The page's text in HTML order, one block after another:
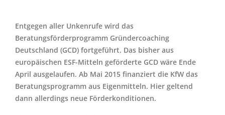
Entgegen aller Unkenrufe wird das
Beratungsförderprogramm Gründercoaching
Deutschland (GCD) fortgeführt. Das bisher aus
europäischen ESF-Mitteln geförderte GCD wäre Ende
April ausgelaufen. Ab Mai 2015 finanziert die KfW das
Beratungsprogramm aus Eigenmitteln. Hier geltend
dann allerdings neue Förderkonditionen.